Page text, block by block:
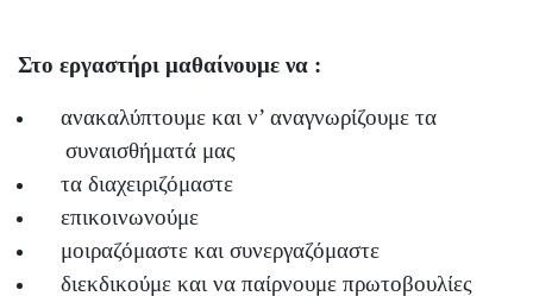
Στο εργαστήρι μαθαίνουμε να :
ανακαλύπτουμε και ν’ αναγνωρίζουμε τα
συναισθήματά μας
τα διαχειριζόμαστε
επικοινωνούμε
μοιραζόμαστε και συνεργαζόμαστε
διεκδικούμε και να παίρνουμε πρωτοβουλίες